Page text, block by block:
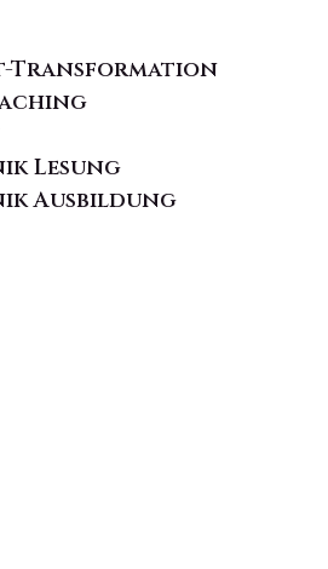
Transformation
Lesung
Ausbildung